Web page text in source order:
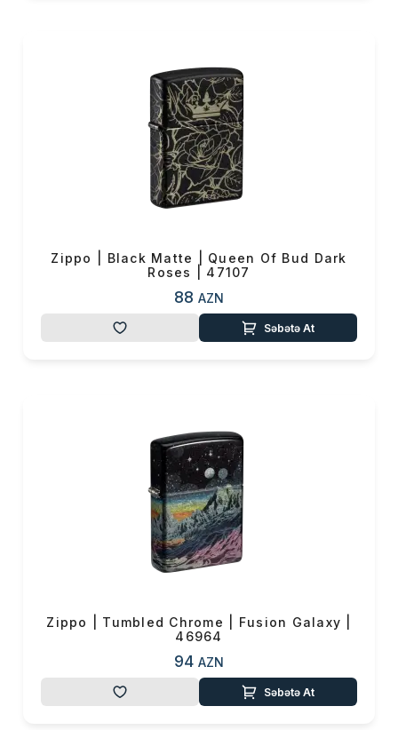
Zippo | Black Matte | Queen Of Bud Dark
Roses | 47107
88 AZN
Səbətə At
Zippo | Tumbled Chrome | Fusion Galaxy |
46964
94 AZN
Səbətə At